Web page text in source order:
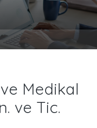
Medikal
ve Tic.